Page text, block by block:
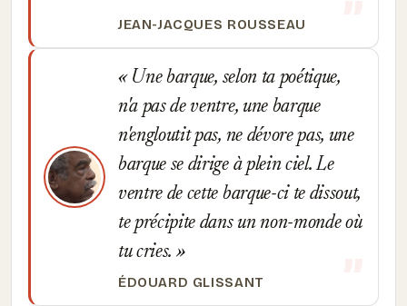
JEAN-JACQUES ROUSSEAU
Une barque, selon ta poétique,
n'a pas de ventre, une barque
n'engloutit pas, ne dévore pas, une
barque se dirige à plein ciel. Le
ventre de cette barque-ci te dissout,
te précipite dans un non-monde où
tu cries.
ÉDOUARD GLISSANT